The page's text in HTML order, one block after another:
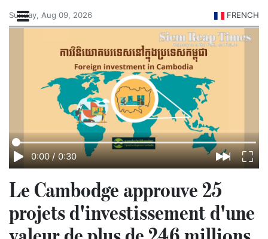
Sunday, Aug 09, 2026 FRENCH
0:00 / 0:30
Le Cambodge approuve 25
projets d'investissement d'une